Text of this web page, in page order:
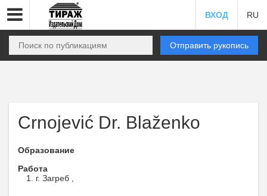
ВХОД RU
Отправить рукопись
Crnojević Dr. Blaženko
Образование
Работа
г. Загреб ,